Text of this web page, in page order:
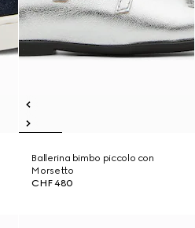
Ballerina bimbo piccolo con
Morsetto
CHF 480